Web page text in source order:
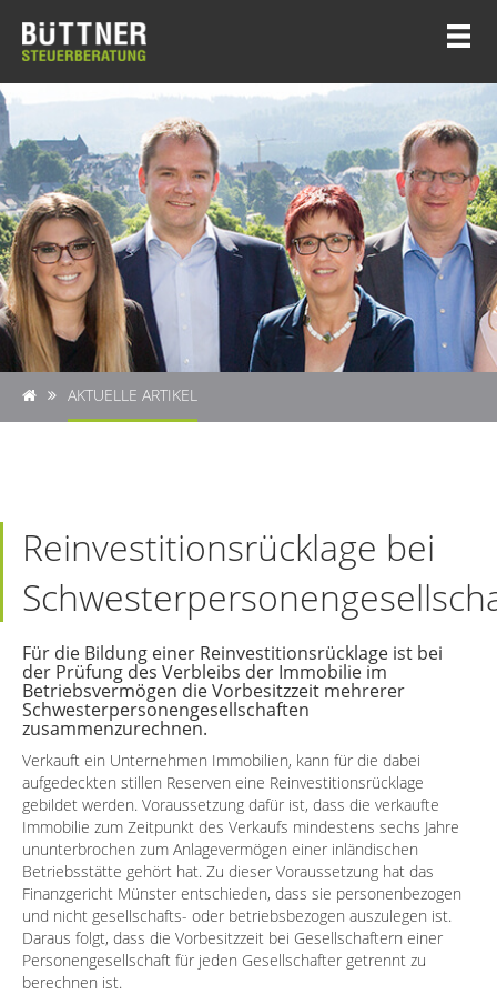
AKTUELLE ARTIKEL
Reinvestitionsrücklage bei
Für die Bildung einer Reinvestitionsrücklage ist bei
der Prüfung des Verbleibs der Immobilie im
Betriebsvermögen die Vorbesitzzeit mehrerer
Schwesterpersonengesellschaften
zusammenzurechnen.
Verkauft ein Unternehmen Immobilien, kann für die dabei
aufgedeckten stillen Reserven eine Reinvestitionsrücklage
gebildet werden. Voraussetzung dafür ist, dass die verkaufte
Immobilie zum Zeitpunkt des Verkaufs mindestens sechs Jahre
ununterbrochen zum Anlagevermögen einer inländischen
Betriebsstätte gehört hat. Zu dieser Voraussetzung hat das
Finanzgericht Münster entschieden, dass sie personenbezogen
und nicht gesellschafts- oder betriebsbezogen auszulegen ist.
Daraus folgt, dass die Vorbesitzzeit bei Gesellschaftern einer
Personengesellschaft für jeden Gesellschafter getrennt zu
berechnen ist.